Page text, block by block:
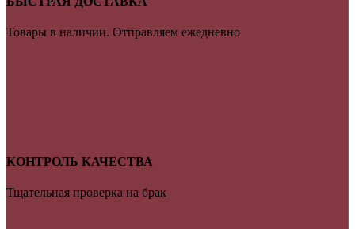
Товары в наличии. Отправляем ежедневно
КОНТРОЛЬ КАЧЕСТВА
Тщательная проверка на брак